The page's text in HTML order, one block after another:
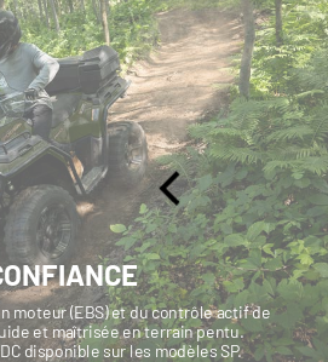
moteur (EBS) et du contrôle actif de
et maîtrisée en terrain pentu.
disponible sur les modèles SP.